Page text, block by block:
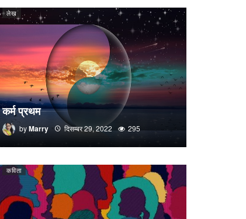
लेख
कर्म प्रथम
byMarry दिसम्बर 29, 2022 295
कविता